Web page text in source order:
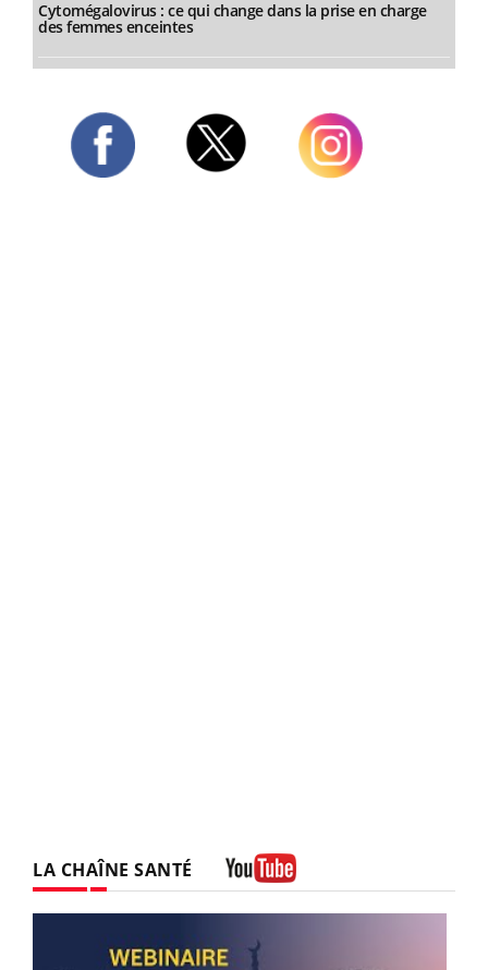
Cytomégalovirus : ce qui change dans la prise en charge
des femmes enceintes
LA CHAÎNE SANTÉ